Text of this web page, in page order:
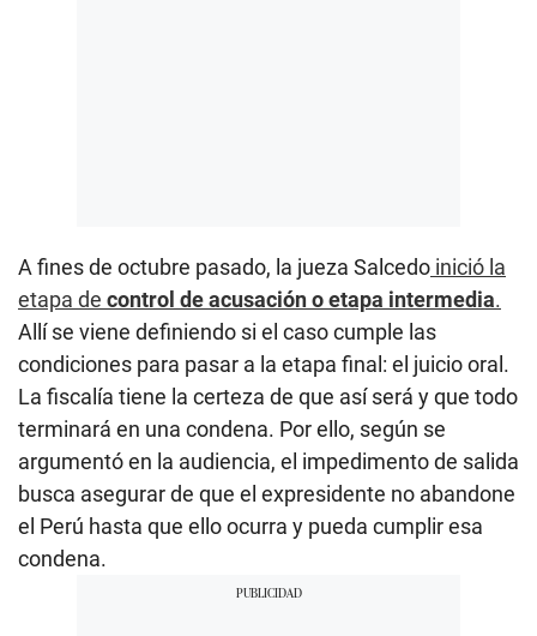
A fines de octubre pasado, la jueza Salcedo inició la
etapa de control de acusación o etapa intermedia.
Allí se viene definiendo si el caso cumple las
condiciones para pasar a la etapa final: el juicio oral.
La fiscalía tiene la certeza de que así será y que todo
terminará en una condena. Por ello, según se
argumentó en la audiencia, el impedimento de salida
busca asegurar de que el expresidente no abandone
el Perú hasta que ello ocurra y pueda cumplir esa
condena.